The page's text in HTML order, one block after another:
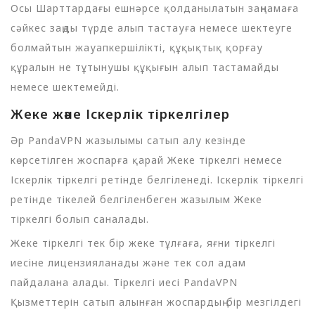
Осы Шарттардағы ешнәрсе қолданылатын заңнамаға
сәйкес заңды түрде алып тастауға немесе шектеуге
болмайтын жауапкершілікті, құқықтық қорғау
құралын не тұтынушы құқығын алып тастамайды
немесе шектемейді.
Жеке және Іскерлік тіркелгілер
Әр PandaVPN жазылымы сатып алу кезінде
көрсетілген жоспарға қарай Жеке тіркелгі немесе
Іскерлік тіркелгі ретінде белгіленеді. Іскерлік тіркелгі
ретінде тікелей белгіленбеген жазылым Жеке
тіркелгі болып саналады.
Жеке тіркелгі тек бір жеке тұлғаға, яғни тіркелгі
иесіне лицензияланады және тек сол адам
пайдалана алады. Тіркелгі иесі PandaVPN
Қызметтерін сатып алынған жоспардың бір мезгілдегі